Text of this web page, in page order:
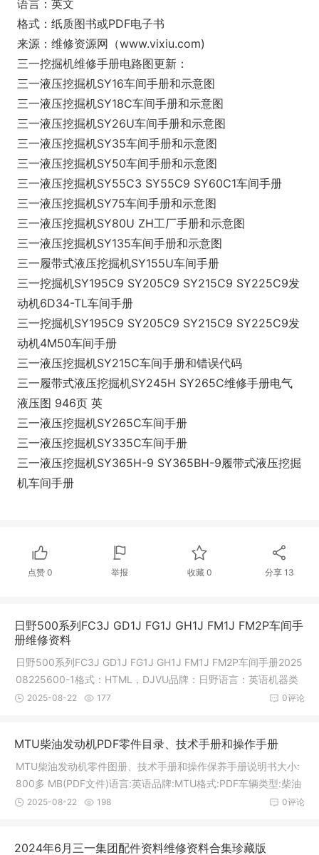
语言：英文
格式：纸质图书或PDF电子书
来源：维修资源网（www.vixiu.com)
三一挖掘机维修手册电路图更新：
三一液压挖掘机SY16车间手册和示意图
三一液压挖掘机SY18C车间手册和示意图
三一液压挖掘机SY26U车间手册和示意图
三一液压挖掘机SY35车间手册和示意图
三一液压挖掘机SY50车间手册和示意图
三一液压挖掘机SY55C3 SY55C9 SY60C1车间手册
三一液压挖掘机SY75车间手册和示意图
三一液压挖掘机SY80U ZH工厂手册和示意图
三一液压挖掘机SY135车间手册和示意图
三一履带式液压挖掘机SY155U车间手册
三一挖掘机SY195C9 SY205C9 SY215C9 SY225C9发
动机6D34-TL车间手册
三一挖掘机SY195C9 SY205C9 SY215C9 SY225C9发
动机4M50车间手册
三一液压挖掘机SY215C车间手册和错误代码
三一履带式液压挖掘机SY245H SY265C维修手册电气
液压图 946页 英
三一液压挖掘机SY265C车间手册
三一液压挖掘机SY335C车间手册
三一液压挖掘机SY365H-9 SY365BH-9履带式液压挖掘
机车间手册
点赞 0 举报 收藏 0 分享 13
日野500系列FC3J GD1J FG1J GH1J FM1J FM2P车间手
册维修资料
日野500系列FC3J GD1J FG1J GH1J FM1J FM2P车间手册2025
08225600-1格式：HTML，DJVU品牌：日野语言：英语机器类
型：公共汽车和卡
0评论
2025-08-22 177
MTU柴油发动机PDF零件目录、技术手册和操作手册
MTU柴油发动机零件图册、技术手册和操作保养手册说明书大小:
800多 MB(PDF文件)语言:英语品牌:MTU格式:PDF车辆类型:柴油
发动机卡
0评论
2025-08-22 198
2024年6月三一集团配件资料维修资料合集珍藏版